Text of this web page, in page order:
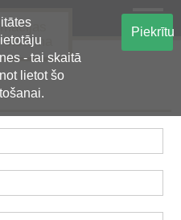
- tai skaitā
lietot šo
Piekrītu